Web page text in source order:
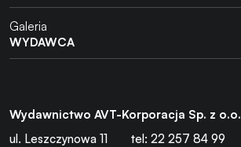
Galeria
WYDAWCA
Wydawnictwo AVT-Korporacja Sp. z o.o.
ul. Leszczynowa 11
tel: 22 257 84 99